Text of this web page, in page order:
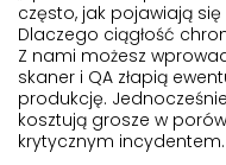
często, jak pojawiają się
Dlaczego ciągłość
Z nami możesz
skaner i QA złapią
produkcję.
kosztują grosze w
krytycznym